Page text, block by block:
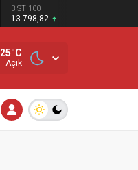
BIST 100
13.798,82
25°C
Açık